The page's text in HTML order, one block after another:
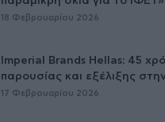
18 Φεβρουαρίου 2026
Imperial Brands Hellas: 45
παρουσίας και εξέλιξης
17 Φεβρουαρίου 2026